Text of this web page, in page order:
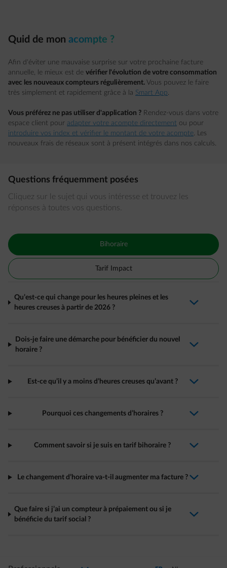
Quid de mon acompte ?
Afin d'éviter une mauvaise surprise sur votre prochaine facture
annuelle, le mieux est de vérifier l'évolution de votre consommation
avec les nouveaux compteurs régulièrement. Vous pouvez le faire
très simplement et rapidement grâce à la Smart App.
Vous préférez ne pas utiliser d'application ? Rendez-vous dans votre
espace client pour adapter votre acompte directement ou pour
introduire vos index et vérifier le montant de votre acompte. Les
nouveaux frais de réseaux sont à présent intégrés dans nos calculs.
Questions fréquemment posées
Cliquez sur le sujet qui vous intéresse et trouvez les
réponses à toutes vos questions.
Bihoraire
Tarif Impact
Qu’est-ce qui change pour les heures pleines et les
heures creuses à partir de 2026 ?
arrow-down-fwd
Dois-je faire une démarche pour bénéficier du nouvel
horaire ?
arrow-down-fwd
Est-ce qu’il y a moins d’heures creuses qu’avant ? arrow-down-fwd
Pourquoi ces changements d’horaires ? arrow-down-fwd
Comment savoir si je suis en tarif bihoraire ? arrow-down-fwd
Le changement d’horaire va-t-il augmenter ma facture ? arrow-down-fwd
Que faire si j’ai un compteur à prépaiement ou si je
bénéficie du tarif social ?
arrow-down-fwd
Sélectionnez votre profil
La modification de la sélection permettra d'accéder à une nouvelle page